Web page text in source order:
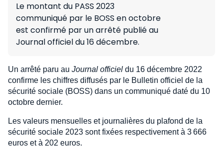
Le montant du PASS 2023
communiqué par le BOSS en octobre
est confirmé par un arrêté publié au
Journal officiel du 16 décembre.
Un arrêté paru au Journal officiel du 16 décembre 2022
confirme les chiffres diffusés par le Bulletin officiel de la
sécurité sociale (BOSS) dans un communiqué daté du 10
octobre dernier.
Les valeurs mensuelles et journalières du plafond de la
sécurité sociale 2023 sont fixées respectivement à 3 666
euros et à 202 euros.